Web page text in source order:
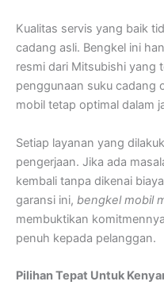
Kualitas servis yang baik
cadang asli. Bengkel ini
resmi dari Mitsubishi yang
penggunaan suku cadang
mobil tetap optimal dalam
Setiap layanan yang
pengerjaan. Jika ada
kembali tanpa dikenai
garansi ini, bengkel mobil
membuktikan
penuh kepada pelanggan.
Pilihan Tepat Untuk